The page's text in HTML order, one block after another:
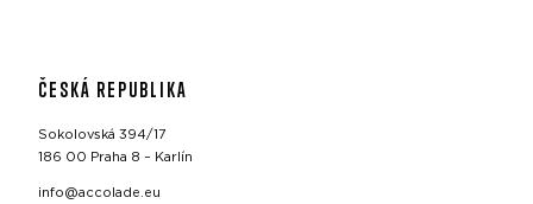
ČESKÁ REPUBLIKA
Sokolovská 394/17
186 00 Praha 8 – Karlín
info@accolade.eu